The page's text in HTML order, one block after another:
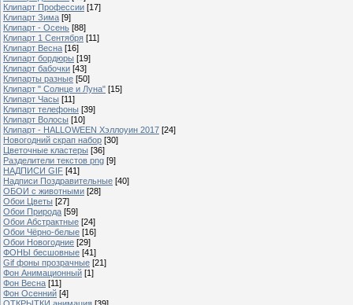
Клипарт Профессии [17]
Клипарт Зима [9]
Клипарт - Осень [88]
Клипарт 1 Сентября [11]
Клипарт Весна [16]
Клипарт бордюры [19]
Клипарт бабочки [43]
Клипарты разные [50]
Клипарт " Солнце и Луна" [15]
Клипарт Часы [11]
Клипарт телефоны [39]
Клипарт Волосы [10]
Клипарт - HALLOWEEN Хэллоуин 2017 [24]
Новогодний скрап набор [30]
Цветочные кластеры [36]
Разделители текстов png [9]
НАДПИСИ GIF [41]
Надписи Поздравительные [40]
ОБОИ с животными [28]
Обои Цветы [27]
Обои Природа [59]
Обои Абстрактные [24]
Обои Чёрно-белые [16]
Обои Новогодние [29]
ФОНЫ бесшовные [41]
Gif фоны прозрачные [21]
Фон Анимационный [1]
Фон Весна [11]
Фон Осенний [4]